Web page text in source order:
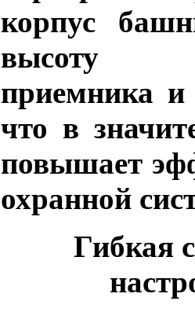
корпус
высоту
приемника и
что в
повышает
охранной
Гибкая